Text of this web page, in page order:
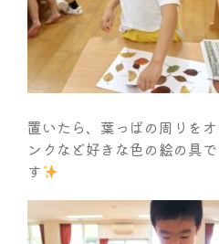
置いたら、葉っぱの周りを
ンクなど好きな色の絵の具
す